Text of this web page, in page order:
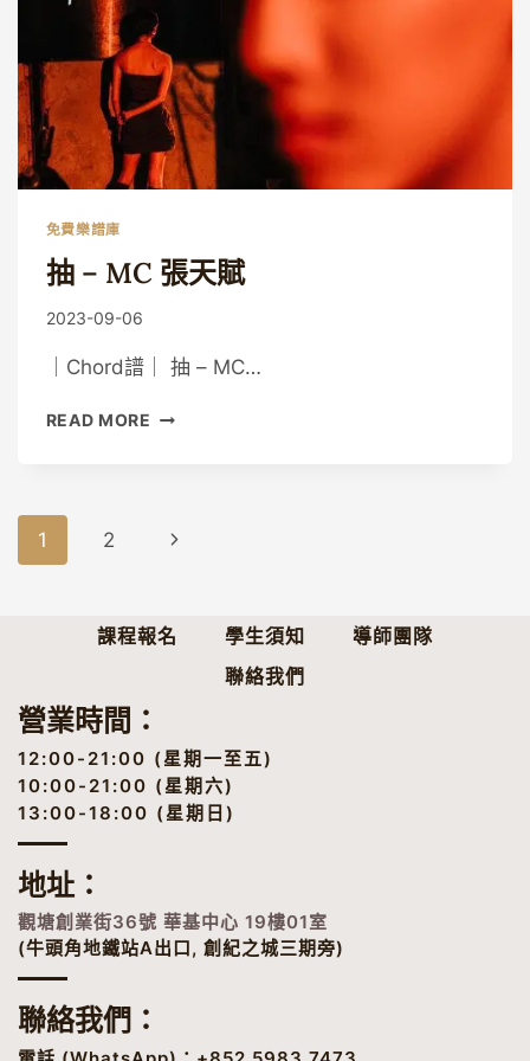
讚
美
之
泉
免費樂譜庫
抽 – MC 張天賦
By
2023-09-06
｜Chord譜｜ 抽 – MC…
READ MORE 抽
Page
1 2
Next
課程報名 學生須知
導師團隊
聯絡我們
營業時間：
12:00-21:00 (星期一至五)
10:00-21:00 (星期六)
13:00-18:00 (星期日)
地址：
觀塘創業街36號 華基中心 19樓01室
(牛頭角地鐵站A出口, 創紀之城三期旁)
聯絡我們：